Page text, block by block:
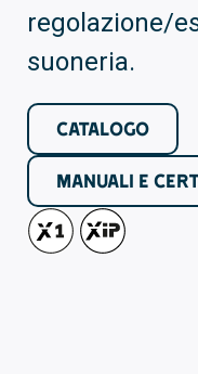
regolazione/
suoneria.
CATALOGO
MANUALI E